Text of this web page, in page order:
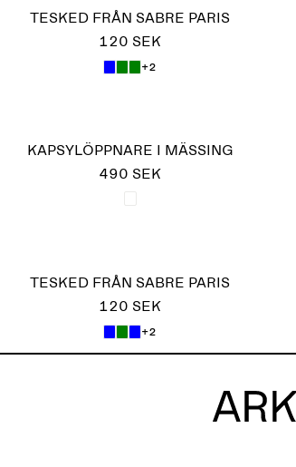
TESKED FRÅN SABRE PARIS
120 SEK
+2
KAPSYLÖPPNARE I MÄSSING
490 SEK
TESKED FRÅN SABRE PARIS
120 SEK
+2